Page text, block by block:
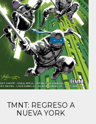
TMNT: REGRESO A
NUEVA YORK